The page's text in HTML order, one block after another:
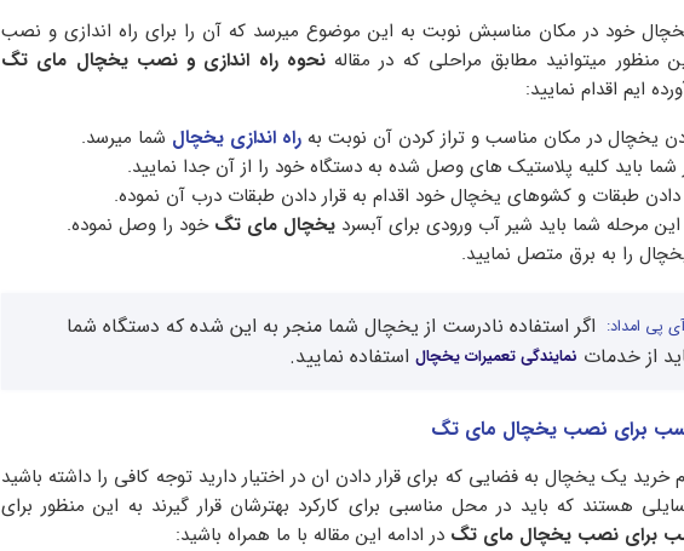
یخچال خود در مکان مناسبش نوبت به این موضوع میرسد که آن را برای راه اندازی و نصب
منظور میتوانید مطابق مراحلی که در مقالهنحوه راه اندازی و نصب یخچال مای تگ
ایم اقدام نمایید:
یخچال در مکان مناسب و تراز کردن آن نوبت بهراه اندازی یخچال شما میرسد.
شما باید کلیه پلاستیک های وصل شده به دستگاه خود را از آن جدا نمایید.
دادن طبقات و کشوهای یخچال خود اقدام به قرار دادن طبقات درب آن نموده.
مرحله شما باید شیر آب ورودی برای آبسردیخچال مای تگخود را وصل نموده.
را به برق متصل نمایید.
پی امداد: اگر استفاده نادرست از یخچال شما منجر به این شده که دستگاه شما
از خدمات نمایندگی تعمیرات یخچال استفاده نمایید.
برای نصب یخچال مای تگ
خرید یک یخچال به فضایی که برای قرار دادن ان در اختیار دارید توجه کافی را داشته باشید
هستند که باید در محل مناسبی برای کارکرد بهترشان قرار گیرند به این منظور برای
برای نصب یخچال مای تگ در ادامه این مقاله با ما همراه باشید: